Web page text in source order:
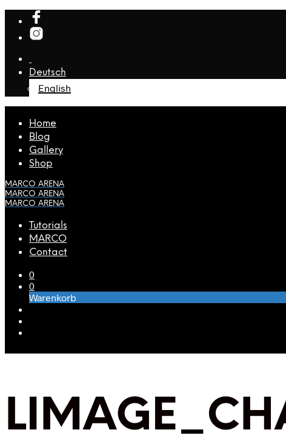
Deutsch
English
Home
Blog
Gallery
Shop
MARCO ARENA
MARCO ARENA
MARCO ARENA
Tutorials
MARCO
Contact
0
0
Warenkorb